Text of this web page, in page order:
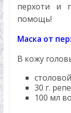
перхоти и
помощь!
Маска от
В кожу
30 г.
100 мл